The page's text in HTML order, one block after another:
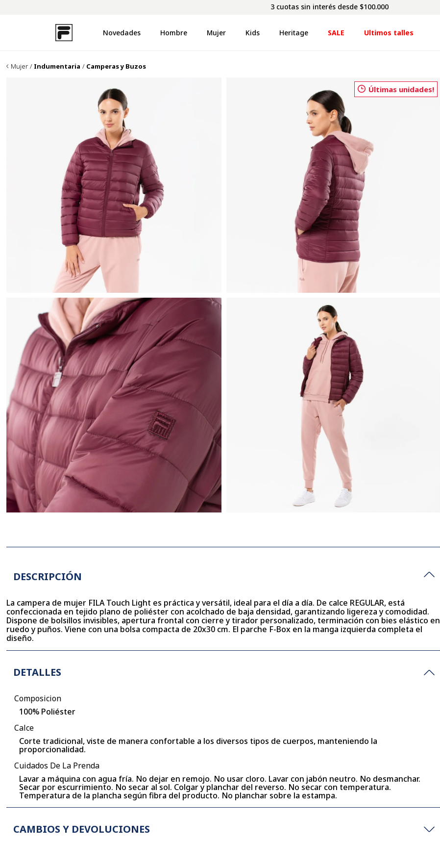
3 cuotas sin interés desde $100.000
Novedades Hombre Mujer Kids Heritage SALE Ultimos talles
Mujer Indumentaria Camperas y Buzos
Últimas unidades!
DESCRIPCIÓN
La campera de mujer FILA Touch Light es práctica y versátil, ideal para el día a día. De calce REGULAR, está
confeccionada en tejido plano de poliéster con acolchado de baja densidad, garantizando ligereza y comodidad.
Dispone de bolsillos invisibles, apertura frontal con cierre y tirador personalizado, terminación con bies elástico en
ruedo y puños. Viene con una bolsa compacta de 20x30 cm. El parche F-Box en la manga izquierda completa el
diseño.
DETALLES
Composicion
100% Poliéster
Calce
Corte tradicional, viste de manera confortable a los diversos tipos de cuerpos, manteniendo la
proporcionalidad.
Cuidados De La Prenda
Lavar a máquina con agua fría. No dejar en remojo. No usar cloro. Lavar con jabón neutro. No desmanchar.
Secar por escurrimiento. No secar al sol. Colgar y planchar del reverso. No secar con temperatura.
Temperatura de la plancha según fibra del producto. No planchar sobre la estampa.
CAMBIOS Y DEVOLUCIONES